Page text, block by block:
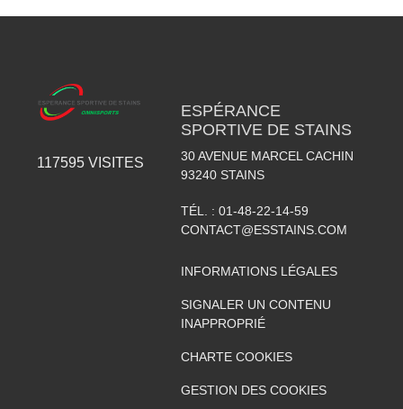
117595VISITES
ESPÉRANCE
SPORTIVE DE STAINS
30 AVENUE MARCEL CACHIN
93240 STAINS
TÉL. : 01-48-22-14-59
CONTACT@ESSTAINS.COM
INFORMATIONS LÉGALES
SIGNALER UN CONTENU
INAPPROPRIÉ
CHARTE COOKIES
GESTION DES COOKIES